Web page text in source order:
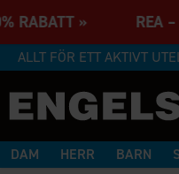
RABATT » REA
ALLT FÖR ETT AKTIVT
DAM HERR BARN